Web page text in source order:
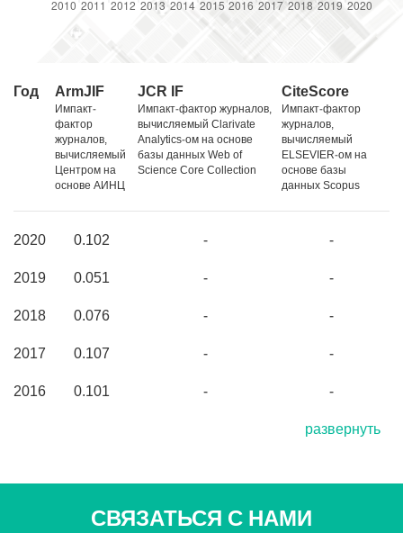
Год ArmJIF
Импакт-
фактор
журналов,
вычисляемый
Центром на
основе АИНЦ
JCR IF
Импакт-фактор журналов,
вычисляемый Clarivate
Analytics-ом на основе
базы данных Web of
Science Core Collection
CiteScore
Импакт-фактор
журналов,
вычисляемый
ELSEVIER-ом на
основе базы
данных Scopus
2020 0.102 -
-
2019
0.051 -
-
2018
0.076 -
-
2017
0.107 -
-
2016
0.101 -
-
развернуть
СВЯЗАТЬСЯ С НАМИ